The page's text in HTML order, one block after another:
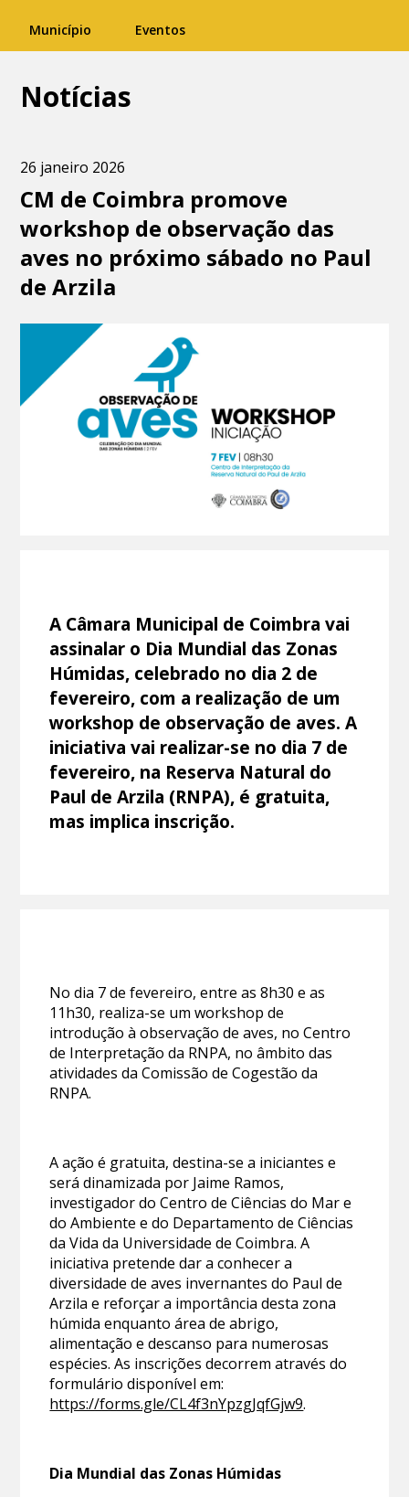
Município Eventos
Notícias
26 janeiro 2026
CM de Coimbra promove
workshop de observação das
aves no próximo sábado no Paul
de Arzila
A Câmara Municipal de Coimbra vai
assinalar o Dia Mundial das Zonas
Húmidas, celebrado no dia 2 de
fevereiro, com a realização de um
workshop de observação de aves. A
iniciativa vai realizar-se no dia 7 de
fevereiro, na Reserva Natural do
Paul de Arzila (RNPA), é gratuita,
mas implica inscrição.
No dia 7 de fevereiro, entre as 8h30 e as
11h30, realiza-se um workshop de
introdução à observação de aves, no Centro
de Interpretação da RNPA, no âmbito das
atividades da Comissão de Cogestão da
RNPA.
A ação é gratuita, destina-se a iniciantes e
será dinamizada por Jaime Ramos,
investigador do Centro de Ciências do Mar e
do Ambiente e do Departamento de Ciências
da Vida da Universidade de Coimbra. A
iniciativa pretende dar a conhecer a
diversidade de aves invernantes do Paul de
Arzila e reforçar a importância desta zona
húmida enquanto área de abrigo,
alimentação e descanso para numerosas
espécies. As inscrições decorrem através do
formulário disponível em:
https://forms.gle/CL4f3nYpzgJqfGjw9.
Dia Mundial das Zonas Húmidas